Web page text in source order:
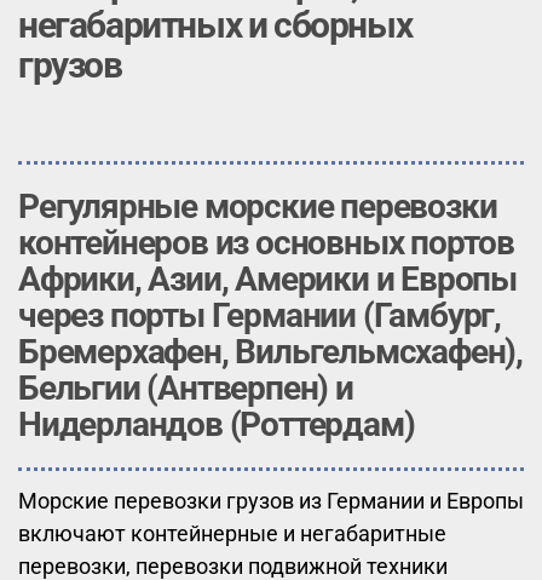
негабаритных и сборных
грузов
Регулярные морские перевозки
контейнеров из основных портов
Африки, Азии, Америки и Европы
через порты Германии (Гамбург,
Бремерхафен, Вильгельмсхафен),
Бельгии (Антверпен) и
Нидерландов (Роттердам)
Морские перевозки грузов из Германии и Европы
включают контейнерные и негабаритные
перевозки, перевозки подвижной техники